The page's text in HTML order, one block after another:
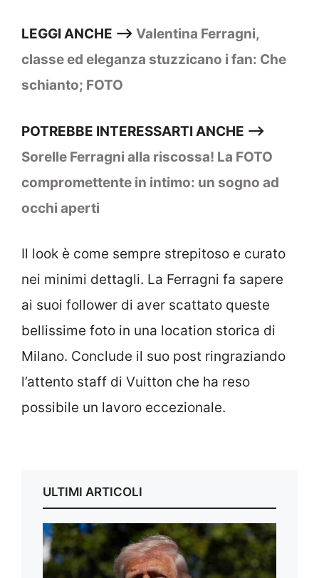
LEGGI ANCHE –> Valentina Ferragni,
classe ed eleganza stuzzicano i fan: Che
schianto; FOTO
POTREBBE INTERESSARTI ANCHE –>
Sorelle Ferragni alla riscossa! La FOTO
compromettente in intimo: un sogno ad
occhi aperti
Il look è come sempre strepitoso e curato
nei minimi dettagli. La Ferragni fa sapere
ai suoi follower di aver scattato queste
bellissime foto in una location storica di
Milano. Conclude il suo post ringraziando
l’attento staff di Vuitton che ha reso
possibile un lavoro eccezionale.
ULTIMI ARTICOLI